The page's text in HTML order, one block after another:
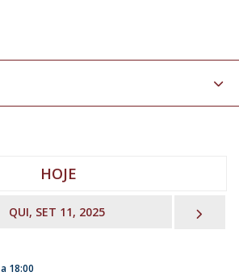
HOJE
QUI, SET 11, 2025
a 18:00